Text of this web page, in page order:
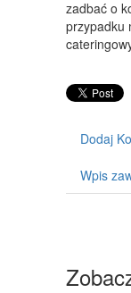
zadbać o
przypadku
Dodaj
Wpis